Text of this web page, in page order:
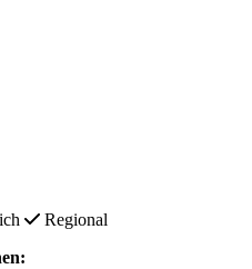
Regional